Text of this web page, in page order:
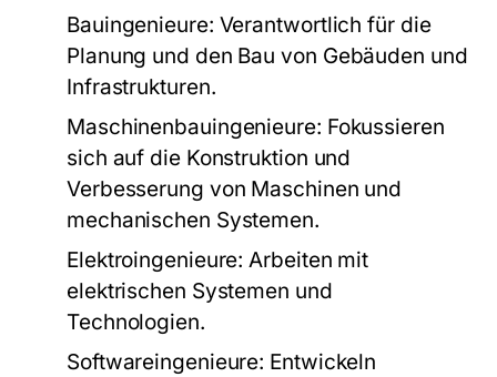
Bauingenieure: Verantwortlich für die
Planung und den Bau von Gebäuden und
Infrastrukturen.
Maschinenbauingenieure: Fokussieren
sich auf die Konstruktion und
Verbesserung von Maschinen und
mechanischen Systemen.
Elektroingenieure: Arbeiten mit
elektrischen Systemen und
Technologien.
Softwareingenieure: Entwickeln